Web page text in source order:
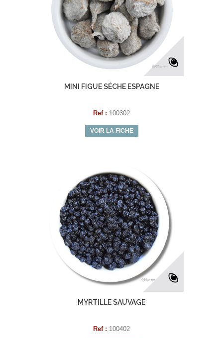
MINI FIGUE SÈCHE ESPAGNE
Ref : 100302
VOIR LA FICHE
MYRTILLE SAUVAGE
Ref : 100402